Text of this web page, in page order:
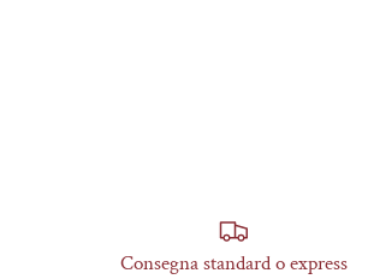
Consegna standard o express